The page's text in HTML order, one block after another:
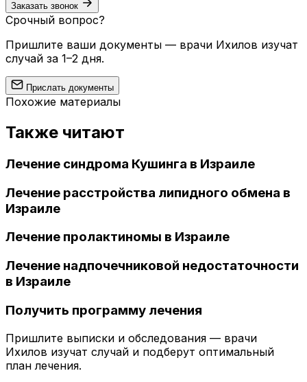
Заказать звонок
Срочный вопрос?
Пришлите ваши документы — врачи Ихилов изучат
случай за 1–2 дня.
Прислать документы
Похожие материалы
Также читают
Лечение синдрома Кушинга в Израиле
Лечение расстройства липидного обмена в
Израиле
Лечение пролактиномы в Израиле
Лечение надпочечниковой недостаточности
в Израиле
Получить программу лечения
Пришлите выписки и обследования — врачи
Ихилов изучат случай и подберут оптимальный
план лечения.